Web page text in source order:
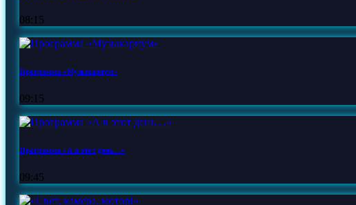
08:15
Программа «Музыкариум»
09:15
Программа «А в этот день…»
09:45